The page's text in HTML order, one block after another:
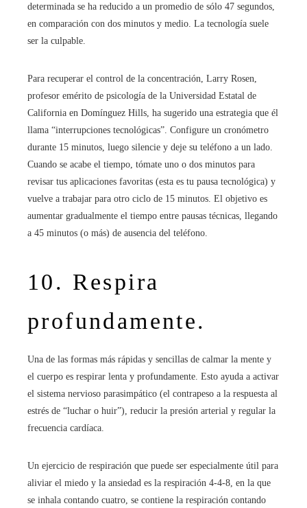
determinada se ha reducido a un promedio de sólo 47 segundos,
en comparación con dos minutos y medio. La tecnología suele
ser la culpable.
Para recuperar el control de la concentración, Larry Rosen,
profesor emérito de psicología de la Universidad Estatal de
California en Domínguez Hills, ha sugerido una estrategia que él
llama “interrupciones tecnológicas”. Configure un cronómetro
durante 15 minutos, luego silencie y deje su teléfono a un lado.
Cuando se acabe el tiempo, tómate uno o dos minutos para
revisar tus aplicaciones favoritas (esta es tu pausa tecnológica) y
vuelve a trabajar para otro ciclo de 15 minutos. El objetivo es
aumentar gradualmente el tiempo entre pausas técnicas, llegando
a 45 minutos (o más) de ausencia del teléfono.
10. Respira
profundamente.
Una de las formas más rápidas y sencillas de calmar la mente y
el cuerpo es respirar lenta y profundamente. Esto ayuda a activar
el sistema nervioso parasimpático (el contrapeso a la respuesta al
estrés de “luchar o huir”), reducir la presión arterial y regular la
frecuencia cardíaca.
Un ejercicio de respiración que puede ser especialmente útil para
aliviar el miedo y la ansiedad es la respiración 4-4-8, en la que
se inhala contando cuatro, se contiene la respiración contando